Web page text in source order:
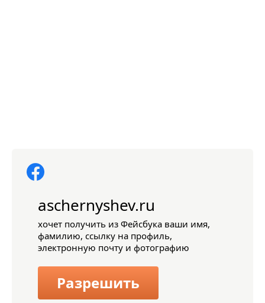
aschernyshev.ru
хочет получить из Фейсбука ваши имя,
фамилию, ссылку на профиль,
электронную почту и фотографию
Разрешить